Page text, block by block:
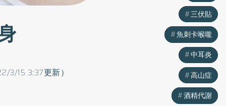
15 3:37更新）
三伏貼
魚刺卡喉嚨
中耳炎
高山症
酒精代謝
三伏貼
魚刺卡喉嚨
中耳炎
高山症
酒精代謝